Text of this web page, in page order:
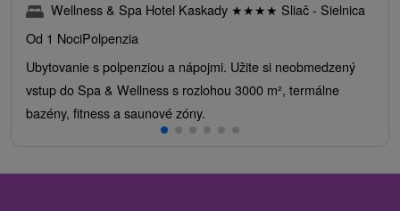
Wellness & Spa Hotel Kaskady ★★★★ Sliač - Sielnica
Od 1 NociPolpenzia
Ubytovanie s polpenziou a nápojmi. Užite si neobmedzený
vstup do Spa & Wellness s rozlohou 3000 m², termálne
bazény, fitness a saunové zóny.